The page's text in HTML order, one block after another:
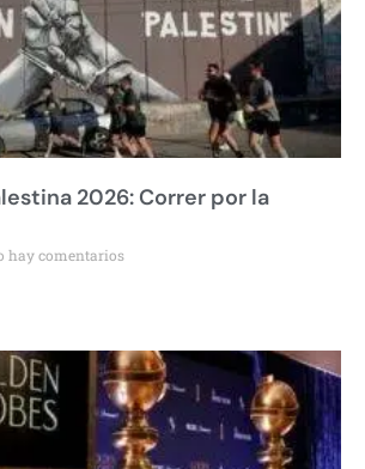
2026: Correr por la
hay comentarios